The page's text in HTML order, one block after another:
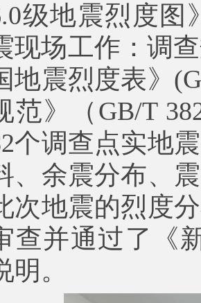
级地震烈度图
现场工作：调
地震烈度表》
范》（GB/T
个调查点实地
、余震分布、
次地震的烈度
查并通过了《
明。